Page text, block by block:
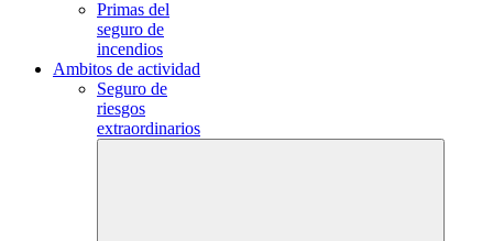
Primas del
seguro de
incendios
Ambitos de actividad
Seguro de
riesgos
extraordinarios